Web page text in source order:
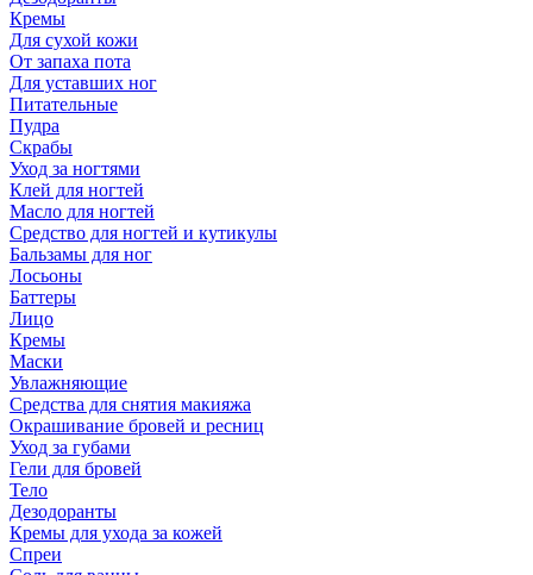
Кремы
Для сухой кожи
От запаха пота
Для уставших ног
Питательные
Пудра
Скрабы
Уход за ногтями
Клей для ногтей
Масло для ногтей
Средство для ногтей и кутикулы
Бальзамы для ног
Лосьоны
Баттеры
Лицо
Кремы
Маски
Увлажняющие
Средства для снятия макияжа
Окрашивание бровей и ресниц
Уход за губами
Гели для бровей
Тело
Дезодоранты
Кремы для ухода за кожей
Спреи